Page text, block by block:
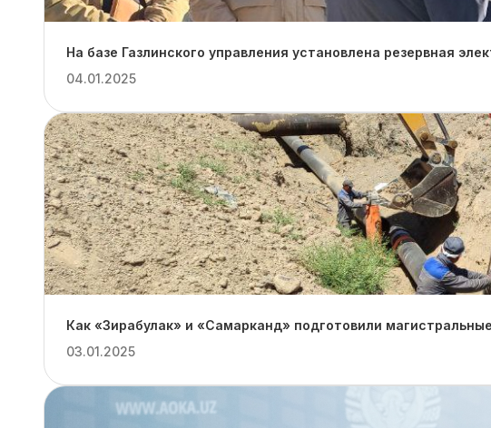
На базе Газлинского управления установлена резервная
04.01.2025
Как «Зирабулак» и «Самарканд» подготовили
03.01.2025